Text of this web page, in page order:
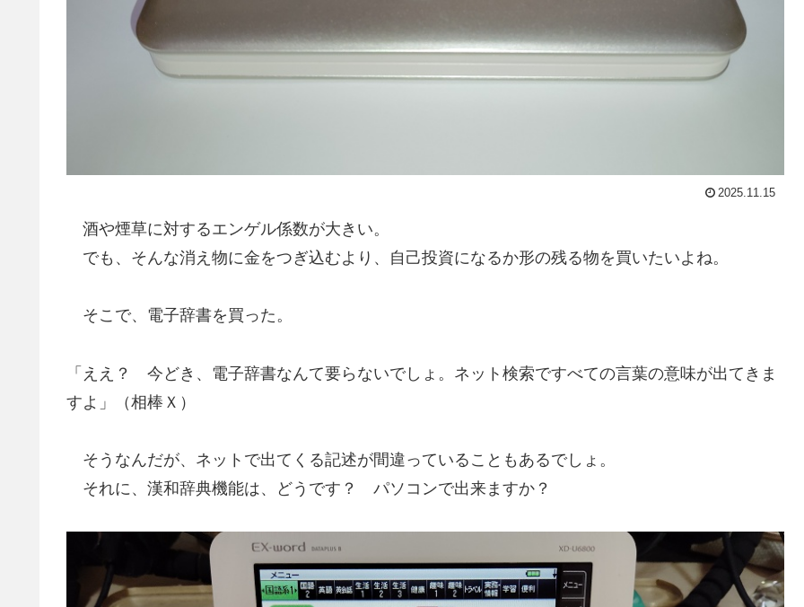
2025.11.15
酒や煙草に対するエンゲル係数が大きい。
でも、そんな消え物に金をつぎ込むより、自己投資になるか形の残る物を買いたいよね。
そこで、電子辞書を買った。
「ええ？ 今どき、電子辞書なんて要らないでしょ。ネット検索ですべての言葉の意味が出てきま
すよ」（相棒Ｘ）
そうなんだが、ネットで出てくる記述が間違っていることもあるでしょ。
それに、漢和辞典機能は、どうです？ パソコンで出来ますか？